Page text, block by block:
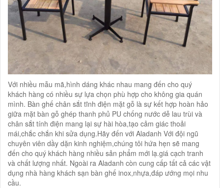
Với nhiều mẫu mã,hình dáng khác nhau mang đến cho quý
khách hàng có nhiều sự lựa chọn phù hợp cho không gia quán
mình. Bàn ghế chân sắt tĩnh điện mặt gỗ là sự kết hợp hoàn hảo
giữa mặt bàn gỗ ghép thanh phủ PU chống nước dễ lau trùi và
chân sắt tính điện mang lại sự hài hòa,tạo cảm giác thoải
mái,chắc chắn khi sửa dụng.Hãy đến với Aladanh Với đội ngũ
chuyên viên dầy dặn kinh nghiệm,chúng tôi hứa hẹn sẽ mang
đến cho quý khách hàng nhiều sản phẩm mới lạ.giá cạch tranh
và chất lượng nhất. Ngoài ra Aladanh còn cung cấp tất cả các vật
dụng nhà hàng khách sạn bàn ghế inox,nhựa,đáp ướng mọi nhu
cầu.